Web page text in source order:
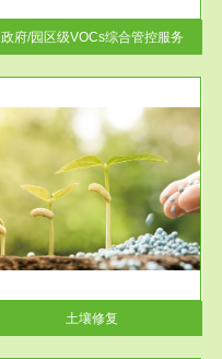
政府/园区级VOCs综合管控服务
土壤修复